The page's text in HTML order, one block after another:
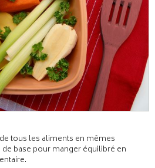
tous les aliments en mêmes
base pour manger équilibré en